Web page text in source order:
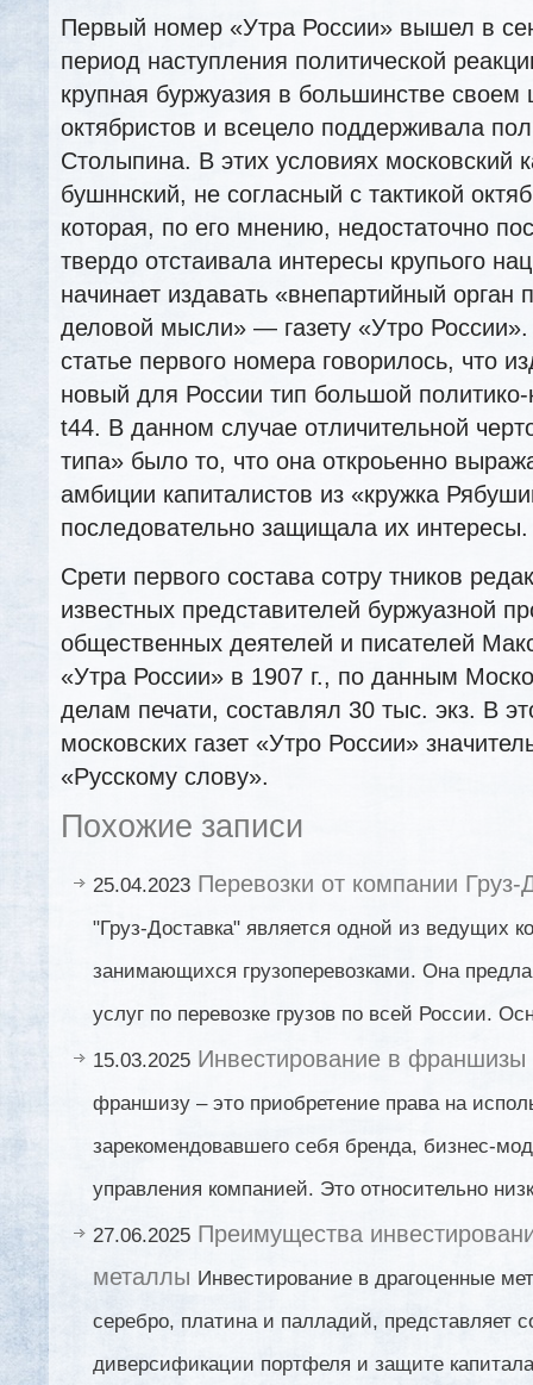
Первый номер «Утра России» вышел в
период наступления политической
крупная буржуазия в большинстве своем
октябристов и всецело поддерживала
Столыпина. В этих условиях
бушннский, не согласный с тактикой
которая, по его мнению, недостаточно
твердо отстаивала интересы крупього
начинает издавать «внепартийный орган
деловой мысли» — газету «Утро
статье первого номера говорилось, что
новый для России тип большой политико-
t44. В данном случае отличительной
типа» было то, что она откроьенно
амбиции капиталистов из «кружка
последовательно защищала их интересы.
Срети первого состава сотру тников
известных представителей буржуазной
общественных деятелей и писателей
«Утра России» в 1907 г., по данным
делам печати, составлял 30 тыс. экз. В
московских газет «Утро России»
«Русскому слову».
Похожие записи
25.04.2023 Перевозки от компании Груз-
"Груз-Доставка" является одной из ведущих
занимающихся грузоперевозками. Она
услуг по перевозке грузов по всей России.
15.03.2025 Инвестирование в франшизы
франшизу – это приобретение права на
зарекомендовавшего себя бренда, бизнес-
управления компанией. Это относительно
27.06.2025 Преимущества
металлы Инвестирование в драгоценные
серебро, платина и палладий, представляет
диверсификации портфеля и защите